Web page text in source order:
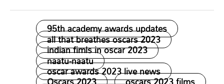
95th academy awards updates
all that breathes oscars 2023
indian fimls in oscar 2023
naatu-naatu
oscar awards 2023 live news